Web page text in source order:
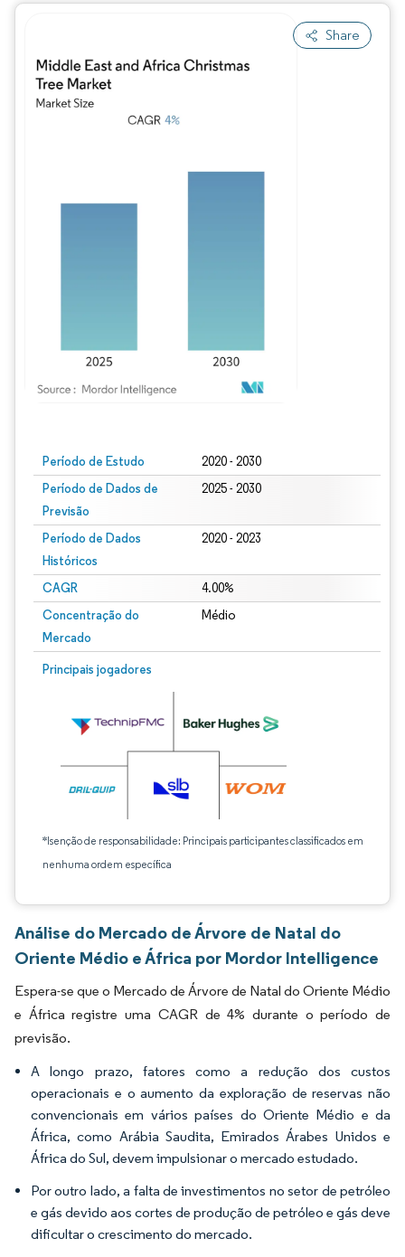
Share
Período de Estudo 2020 - 2030
Período de Dados de
Previsão
2025 - 2030
Período de Dados
Históricos
2020 - 2023
CAGR 4.00%
Concentração do
Mercado
Médio
Principais jogadores
*Isenção de responsabilidade: Principais participantes classificados em
nenhuma ordem específica
Análise do Mercado de Árvore de Natal do
Oriente Médio e África por Mordor Intelligence
Espera-se que o Mercado de Árvore de Natal do Oriente Médio
e África registre uma CAGR de 4% durante o período de
previsão.
A longo prazo, fatores como a redução dos custos
operacionais e o aumento da exploração de reservas não
convencionais em vários países do Oriente Médio e da
África, como Arábia Saudita, Emirados Árabes Unidos e
África do Sul, devem impulsionar o mercado estudado.
Por outro lado, a falta de investimentos no setor de petróleo
e gás devido aos cortes de produção de petróleo e gás deve
dificultar o crescimento do mercado.